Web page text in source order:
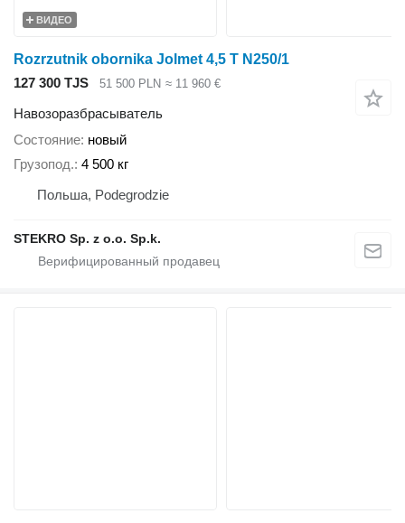
ВИДЕО
Rozrzutnik obornika Jolmet 4,5 T N250/1
127 300 TJS
51 500 PLN ≈ 11 960 €
Навозоразбрасыватель
Состояние новый
Грузопод. 4 500 кг
Польша, Podegrodzie
STEKRO Sp. z o.o. Sp.k.